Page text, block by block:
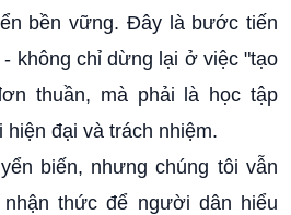
bền vững. Đây là bước tiến
không chỉ dừng lại ở việc "tạo
thuần, mà phải là học tập
hiện đại và trách nhiệm.
biến, nhưng chúng tôi vẫn
thức để người dân hiểu